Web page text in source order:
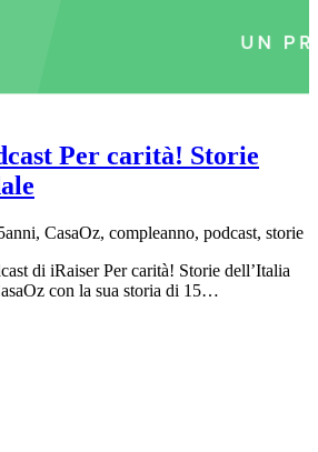
Per carità! Storie
CasaOz, compleanno, podcast, storie
di iRaiser Per carità! Storie dell’Italia
con la sua storia di 15…